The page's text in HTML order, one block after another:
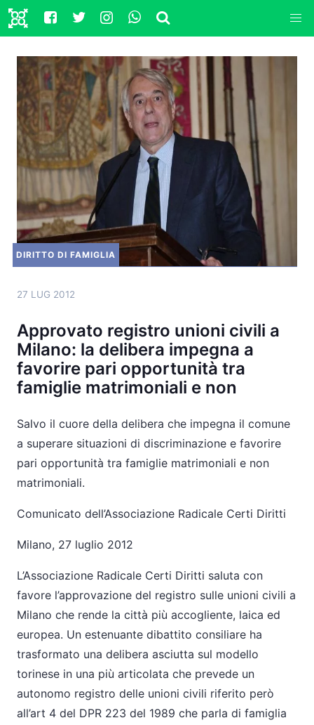
DIRITTO DI FAMIGLIA
27 LUG 2012
Approvato registro unioni civili a
Milano: la delibera impegna a
favorire pari opportunità tra
famiglie matrimoniali e non
Salvo il cuore della delibera che impegna il comune
a superare situazioni di discriminazione e favorire
pari opportunità tra famiglie matrimoniali e non
matrimoniali.
Comunicato dell’Associazione Radicale Certi Diritti
Milano, 27 luglio 2012
L’Associazione Radicale Certi Diritti saluta con
favore l’approvazione del registro sulle unioni civili a
Milano che rende la città più accogliente, laica ed
europea. Un estenuante dibattito consiliare ha
trasformato una delibera asciutta sul modello
torinese in una più articolata che prevede un
autonomo registro delle unioni civili riferito però
all’art 4 del DPR 223 del 1989 che parla di famiglia